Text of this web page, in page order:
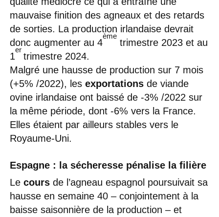
mauvaise finition des agneaux et des retards
de sorties. La production irlandaise devrait
donc augmenter au 4
ème
trimestre 2023 et au
1
er
trimestre 2024.
Malgré une hausse de production sur 7 mois
(+5% /2022), les exportations de viande
ovine irlandaise ont baissé de -3% /2022 sur
la même période, dont -6% vers la France.
Elles étaient par ailleurs stables vers le
Royaume-Uni.
Espagne : la sécheresse pénalise la filière
Le cours de l’agneau espagnol poursuivait sa
hausse en semaine 40 – conjointement à la
baisse saisonnière de la production – et